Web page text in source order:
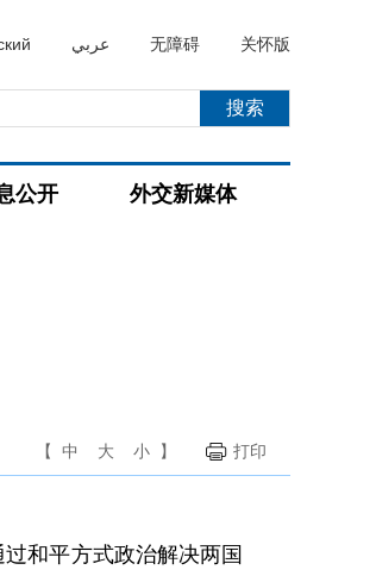
عربي 无障碍 关怀版
公开 外交新媒体
【 中 大 小 】 打印
和平方式政治解决两国